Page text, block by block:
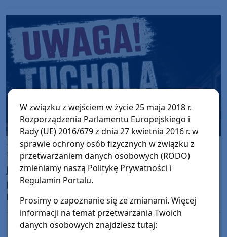
Tuchola
czwartek, 30 lipca 2026, 11:25
Już jutro (31.07) centrum Tucholi zmieni się w
plan filmowy z początków II wojny światowej.
Ekipa filmu "Medalik" będzie kręcić miejskie
zdjęcia plenerowe
W związku z wejściem w życie 25 maja 2018 r.
Rozporządzenia Parlamentu Europejskiego i
Rady (UE) 2016/679 z dnia 27 kwietnia 2016 r. w
sprawie ochrony osób fizycznych w związku z
przetwarzaniem danych osobowych (RODO)
zmieniamy naszą Politykę Prywatności i
Regulamin Portalu.
Prosimy o zapoznanie się ze zmianami. Więcej
informacji na temat przetwarzania Twoich
danych osobowych znajdziesz tutaj: